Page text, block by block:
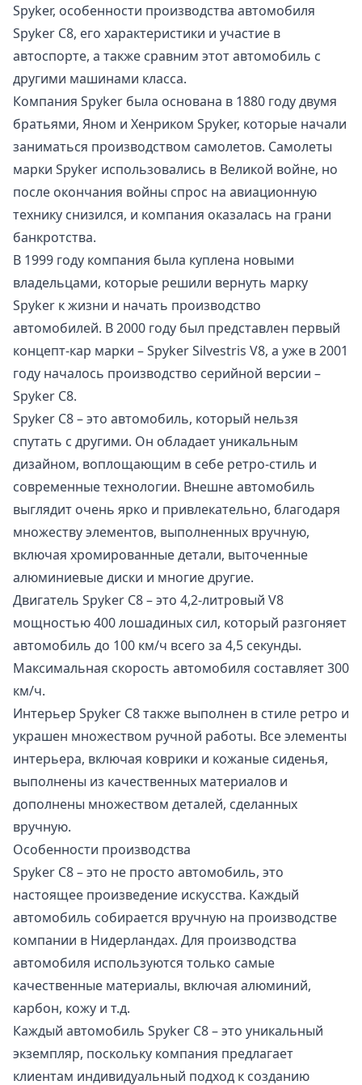
Spyker, особенности производства автомобиля
Spyker C8, его характеристики и участие в
автоспорте, а также сравним этот автомобиль с
другими машинами класса.
Компания Spyker была основана в 1880 году двумя
братьями, Яном и Хенриком Spyker, которые начали
заниматься производством самолетов. Самолеты
марки Spyker использовались в Великой войне, но
после окончания войны спрос на авиационную
технику снизился, и компания оказалась на грани
банкротства.
В 1999 году компания была куплена новыми
владельцами, которые решили вернуть марку
Spyker к жизни и начать производство
автомобилей. В 2000 году был представлен первый
концепт-кар марки – Spyker Silvestris V8, а уже в 2001
году началось производство серийной версии –
Spyker C8.
Spyker C8 – это автомобиль, который нельзя
спутать с другими. Он обладает уникальным
дизайном, воплощающим в себе ретро-стиль и
современные технологии. Внешне автомобиль
выглядит очень ярко и привлекательно, благодаря
множеству элементов, выполненных вручную,
включая хромированные детали, выточенные
алюминиевые диски и многие другие.
Двигатель Spyker C8 – это 4,2-литровый V8
мощностью 400 лошадиных сил, который разгоняет
автомобиль до 100 км/ч всего за 4,5 секунды.
Максимальная скорость автомобиля составляет 300
км/ч.
Интерьер Spyker C8 также выполнен в стиле ретро и
украшен множеством ручной работы. Все элементы
интерьера, включая коврики и кожаные сиденья,
выполнены из качественных материалов и
дополнены множеством деталей, сделанных
вручную.
Особенности производства
Spyker C8 – это не просто автомобиль, это
настоящее произведение искусства. Каждый
автомобиль собирается вручную на производстве
компании в Нидерландах. Для производства
автомобиля используются только самые
качественные материалы, включая алюминий,
карбон, кожу и т.д.
Каждый автомобиль Spyker C8 – это уникальный
экземпляр, поскольку компания предлагает
клиентам индивидуальный подход к созданию